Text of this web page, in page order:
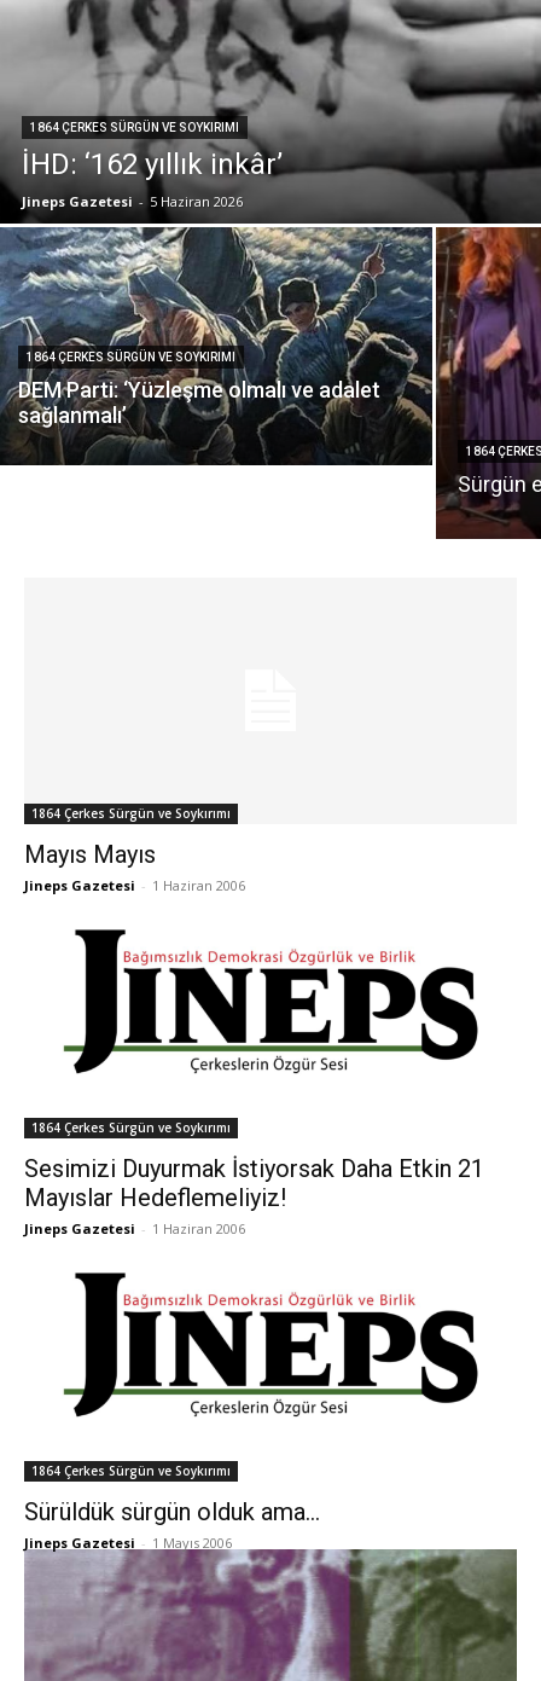
1864 ÇERKES SÜRGÜN VE SOYKIRIMI
İHD: ‘162 yıllık inkâr’
Jineps Gazetesi - 5 Haziran 2026
1864 ÇERKES SÜRGÜN VE SOYKIRIMI
DEM Parti: ‘Yüzleşme olmalı ve adalet
sağlanmalı’
1864
Sürgün
1864 Çerkes Sürgün ve Soykırımı
Mayıs Mayıs
Jineps Gazetesi - 1 Haziran 2006
1864 Çerkes Sürgün ve Soykırımı
Sesimizi Duyurmak İstiyorsak Daha Etkin 21
Mayıslar Hedeflemeliyiz!
Jineps Gazetesi - 1 Haziran 2006
1864 Çerkes Sürgün ve Soykırımı
Sürüldük sürgün olduk ama…
Jineps Gazetesi - 1 Mayıs 2006